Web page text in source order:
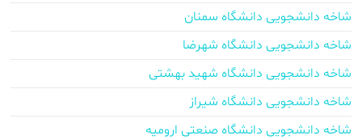
شاخه دانشجویی دانشگاه سمنان
شاخه دانشجویی دانشگاه شهرضا
شاخه دانشجویی دانشگاه شهید بهشتی
شاخه دانشجویی دانشگاه شیراز
شاخه دانشجویی دانشگاه صنعتی ارومیه